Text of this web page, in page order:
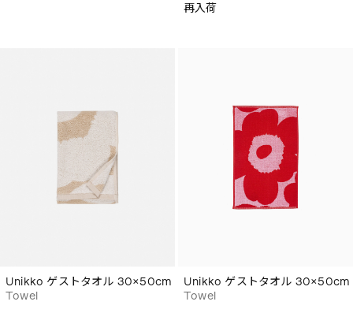
再入荷
Unikko ゲストタオル 30×50cm
Towel
Unikko ゲストタオル 30×50cm
Towel